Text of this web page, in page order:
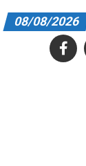
A
08/08/2026